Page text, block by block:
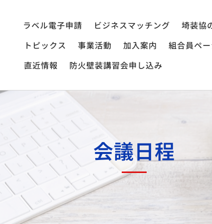
ラベル電子申請 ビジネスマッチング 埼装協
トピックス
事業活動 加入案内 組合員ペ
直近情報
防火壁装講習会申し込み
会議日程